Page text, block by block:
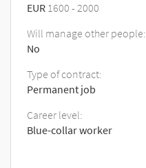
EUR 1600 - 2000
Will manage other people:
No
Type of contract:
Permanent job
Career level:
Blue-collar worker